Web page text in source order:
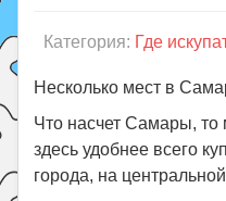
Уроки
Психология
Летом!
Категория: Где
Несколько мест в
Что насчет Самары, то
здесь удобнее всего
города, на